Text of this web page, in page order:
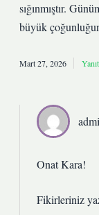
sığınmıştır.
büyük
Mart 27, 2026
Onat Kara!
Fikirleriniz